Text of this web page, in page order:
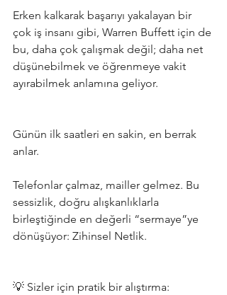
Erken kalkarak başarıyı yakalayan bir
çok iş insanı gibi, Warren Buffett için de
bu, daha çok çalışmak değil; daha net
düşünebilmek ve öğrenmeye vakit
ayırabilmek anlamına geliyor.
Günün ilk saatleri en sakin, en berrak
anlar.
Telefonlar çalmaz, mailler gelmez. Bu
sessizlik, doğru alışkanlıklarla
birleştiğinde en değerli “sermaye”ye
dönüşüyor: Zihinsel Netlik.
💡 Sizler için pratik bir alıştırma: